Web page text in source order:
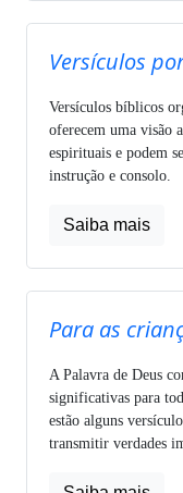
Versículos
Versículos bíblicos
oferecem uma visão
espirituais e podem
instrução e consolo.
Saiba mais
Para as
A Palavra de Deus
significativas para
estão alguns
transmitir verdades